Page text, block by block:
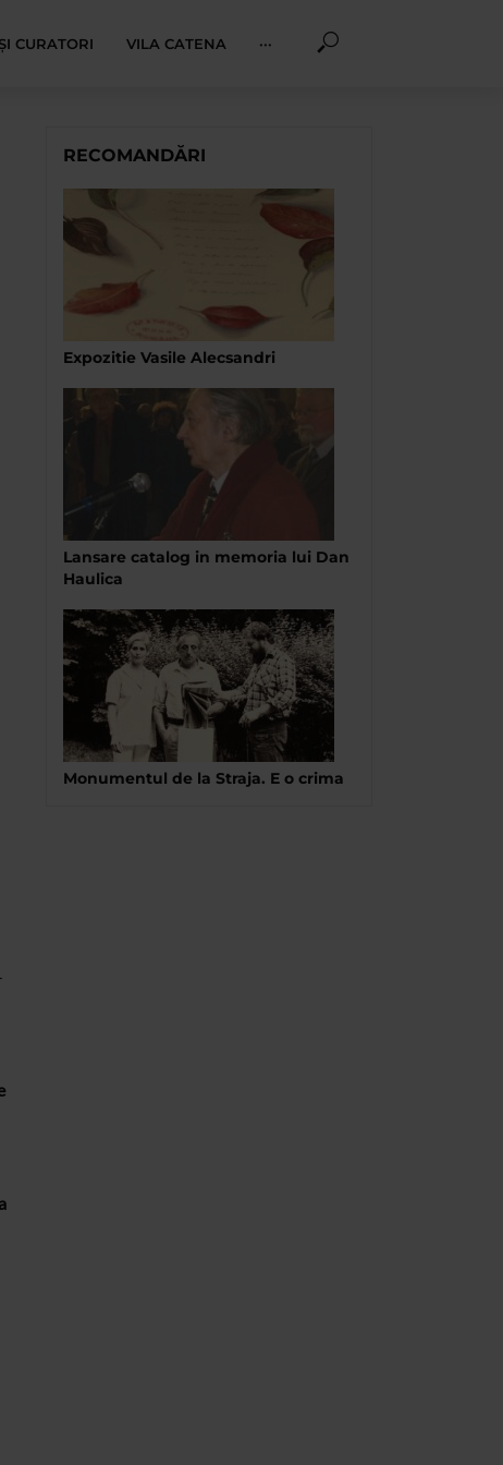
CURATORI VILA CATENA ···
RECOMANDĂRI
Expozitie Vasile Alecsandri
Lansare catalog in memoria lui Dan
Haulica
Monumentul de la Straja. E o crima